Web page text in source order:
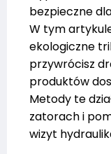
bezpieczne
W tym
ekologiczne
przywrócisz
produktów
Metody te
zatorach i
wizyt